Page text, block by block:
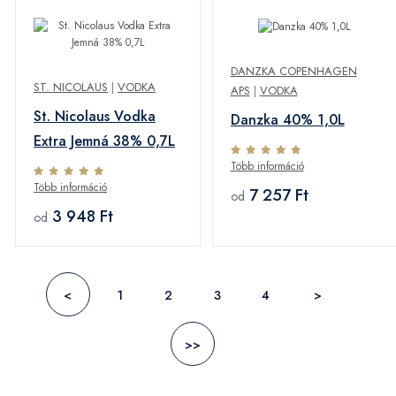
ST. NICOLAUS | VODKA
St. Nicolaus Vodka
Extra Jemná 38% 0,7L
Több információ
od 3 948 Ft
DANZKA COPENHAGEN
APS | VODKA
Danzka 40% 1,0L
Több információ
od 7 257 Ft
< 1 2 3 4 >
>>